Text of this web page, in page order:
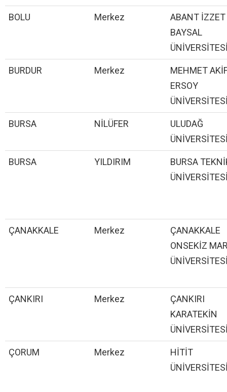
BOLU Merkez
ABANT İZZET
BAYSAL
BURDUR Merkez
MEHMET
ERSOY
BURSA NİLÜFER
ULUDAĞ
BURSA YILDIRIM
BURSA
ÇANAKKALE Merkez
ÇANAKKALE
ONSEKİZ
ÇANKIRI Merkez
ÇANKIRI
KARATEKİN
ÇORUM Merkez
HİTİT